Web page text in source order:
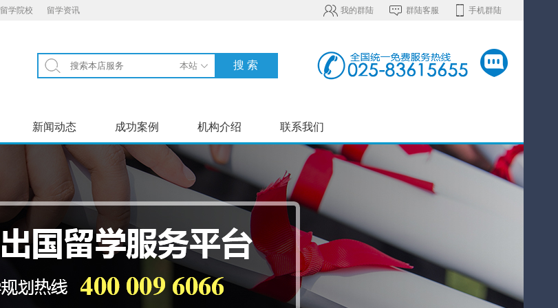
留学院校 留学资讯 我的群陆 群陆客服 手机群陆
新闻动态 成功案例 机构介绍 联系我们